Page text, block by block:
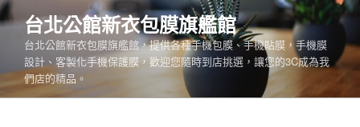
跳
至
內
台北公館新衣包膜旗艦館
台北公館新衣包膜旗艦館，提供各種手機包膜、手機貼膜，手機膜
設計、客製化手機保護膜，歡迎您隨時到店挑選，讓您的3C成為我
們店的精品。